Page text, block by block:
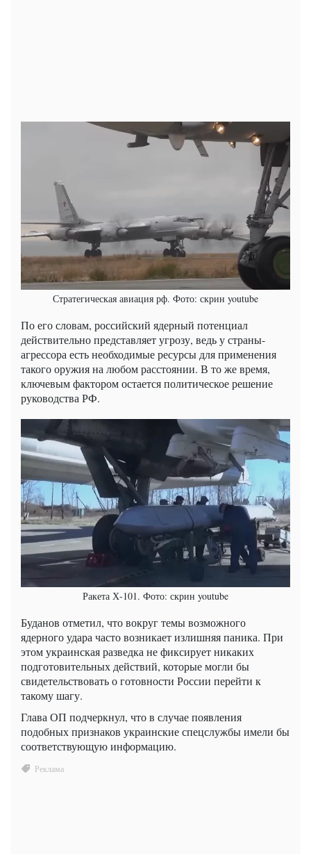
Стратегическая авиация рф. Фото: скрин youtube
По его словам, российский ядерный потенциал
действительно представляет угрозу, ведь у страны-
агрессора есть необходимые ресурсы для применения
такого оружия на любом расстоянии. В то же время,
ключевым фактором остается политическое решение
руководства РФ.
Ракета Х-101. Фото: скрин youtube
Буданов отметил, что вокруг темы возможного
ядерного удара часто возникает излишняя паника. При
этом украинская разведка не фиксирует никаких
подготовительных действий, которые могли бы
свидетельствовать о готовности России перейти к
такому шагу.
Глава ОП подчеркнул, что в случае появления
подобных признаков украинские спецслужбы имели бы
соответствующую информацию.